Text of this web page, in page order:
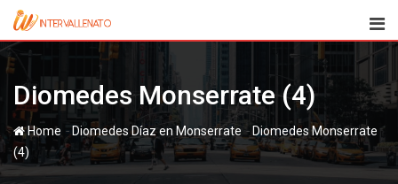
Skip
content
Diomedes Monserrate (4)
Home - Diomedes Díaz en Monserrate - Diomedes Monserrate
(4)